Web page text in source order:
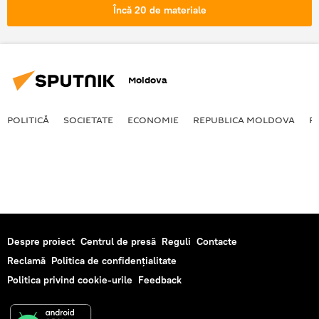
Încă 20 de materiale
Moldova
POLITICĂ SOCIETATE ECONOMIE REPUBLICA MOLDOVA
Despre proiect Centrul de presă Reguli Contacte
Reclamă Politica de confidențialitate
Politica privind cookie-urile Feedback